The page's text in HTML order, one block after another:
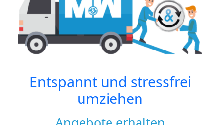
Entspannt und stressfrei
umziehen